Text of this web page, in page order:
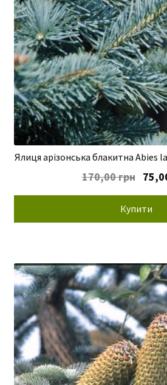
Ялиця арізонська блакитна Abies
170,00грн
170,00
Купити